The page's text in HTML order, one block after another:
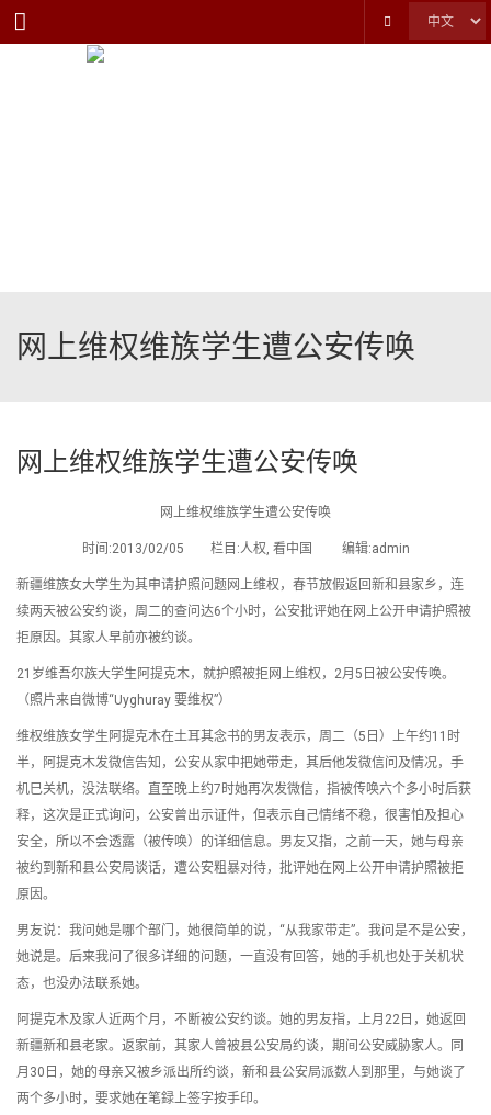
Menu
网上维权维族学生遭公安传唤
网上维权维族学生遭公安传唤
网上维权维族学生遭公安传唤
时间:2013/02/05 栏目:人权, 看中国 编辑:admin
新疆维族女大学生为其申请护照问题网上维权，春节放假返回新和县家乡，连
续两天被公安约谈，周二的查问达6个小时，公安批评她在网上公开申请护照被
拒原因。其家人早前亦被约谈。
21岁维吾尔族大学生阿提克木，就护照被拒网上维权，2月5日被公安传唤。
（照片来自微博“Uyghuray 要维权”）
维权维族女学生阿提克木在土耳其念书的男友表示，周二（5日）上午约11时
半，阿提克木发微信告知，公安从家中把她带走，其后他发微信问及情况，手
机巳关机，没法联络。直至晚上约7时她再次发微信，指被传唤六个多小时后获
释，这次是正式询问，公安曾出示证件，但表示自己情绪不稳，很害怕及担心
安全，所以不会透露（被传唤）的详细信息。男友又指，之前一天，她与母亲
被约到新和县公安局谈话，遭公安粗暴对待，批评她在网上公开申请护照被拒
原因。
男友说：我问她是哪个部门，她很简单的说，“从我家带走”。我问是不是公安，
她说是。后来我问了很多详细的问题，一直没有回答，她的手机也处于关机状
态，也没办法联系她。
阿提克木及家人近两个月，不断被公安约谈。她的男友指，上月22日，她返回
新疆新和县老家。返家前，其家人曾被县公安局约谈，期间公安威胁家人。同
月30日，她的母亲又被乡派出所约谈，新和县公安局派数人到那里，与她谈了
两个多小时，要求她在笔録上签字按手印。